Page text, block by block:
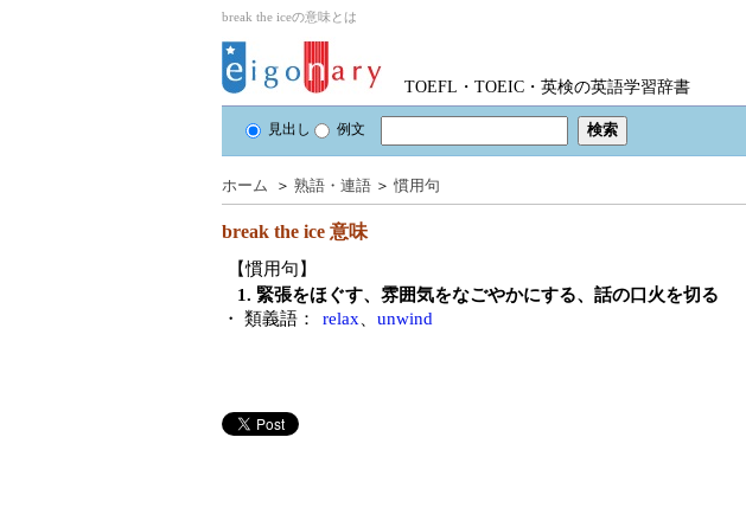
break the iceの意味とは
TOEFL・TOEIC・英検の英語学習辞書
見出し 例文
ホーム ＞ 熟語・連語 ＞ 慣用句
break the ice 意味
【慣用句】
1. 緊張をほぐす、雰囲気をなごやかにする、話の口火を切る
・ 類義語：
relax unwind